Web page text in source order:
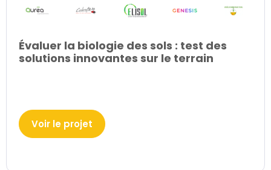
Évaluer la biologie des sols : test des
solutions innovantes sur le terrain
Voir le projet